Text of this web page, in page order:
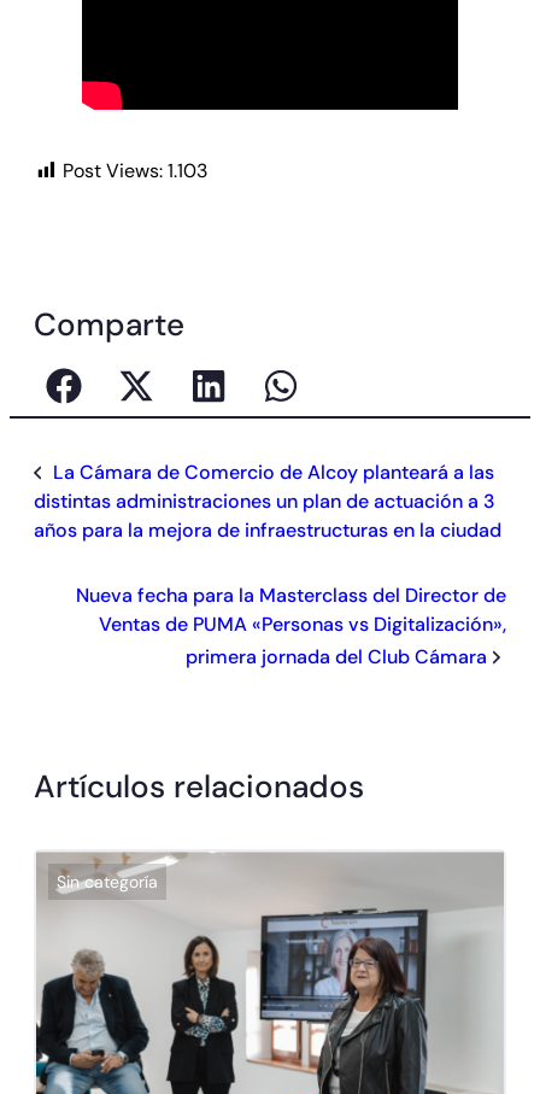
Post Views:1.103
Comparte
La Cámara de Comercio de Alcoy planteará a las
distintas administraciones un plan de actuación a 3
años para la mejora de infraestructuras en la ciudad
Nueva fecha para la Masterclass del Director de
Ventas de PUMA «Personas vs Digitalización»,
primera jornada del Club Cámara
Artículos relacionados
Sin categoría